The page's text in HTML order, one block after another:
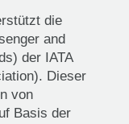
die
and
der IATA
Dieser
von
Basis der